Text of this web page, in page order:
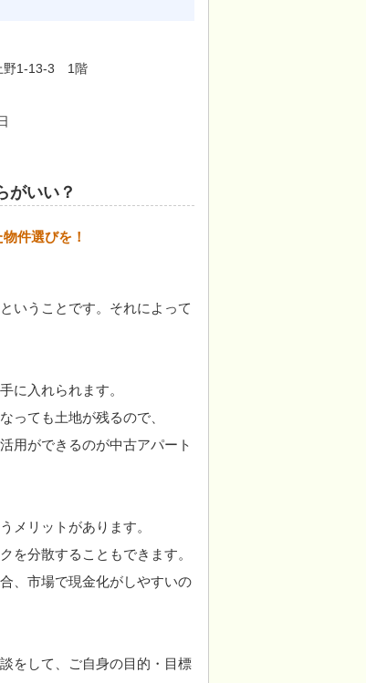
野1-13-3 1階
がいい？
件選びを！
いうことです。それによって
に入れられます。
っても土地が残るので、
用ができるのが中古アパート
メリットがあります。
を分散することもできます。
、市場で現金化がしやすいの
をして、ご自身の目的・目標